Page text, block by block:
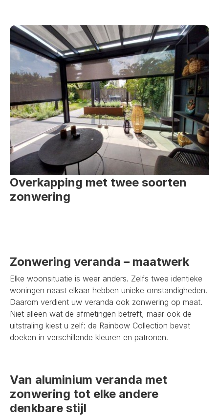
Overkapping met twee soorten
zonwering
Zonwering veranda – maatwerk
Elke woonsituatie is weer anders. Zelfs twee identieke
woningen naast elkaar hebben unieke omstandigheden.
Daarom verdient uw veranda ook zonwering op maat.
Niet alleen wat de afmetingen betreft, maar ook de
uitstraling kiest u zelf: de Rainbow Collection bevat
doeken in verschillende kleuren en patronen.
Van aluminium veranda met
zonwering tot elke andere
denkbare stijl